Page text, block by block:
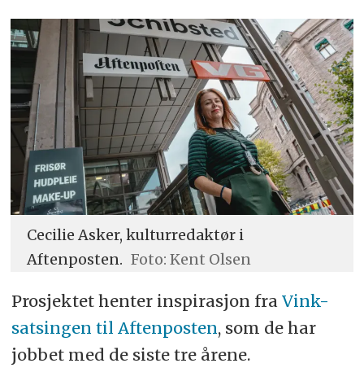
Cecilie Asker, kulturredaktør i
Aftenposten. Foto: Kent Olsen
Prosjektet henter inspirasjon fra Vink-
satsingen til Aftenposten, som de har
jobbet med de siste tre årene.